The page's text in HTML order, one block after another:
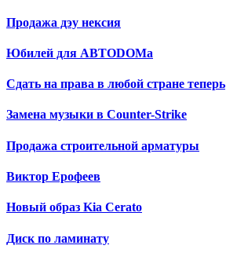
Продажа дэу нексия
Юбилей для АВТОDОМа
Сдать на права в любой стране теперь
Замена музыки в Counter-Strike
Продажа строительной арматуры
Виктор Ерофеев
Новый образ Kia Cerato
Диск по ламинату